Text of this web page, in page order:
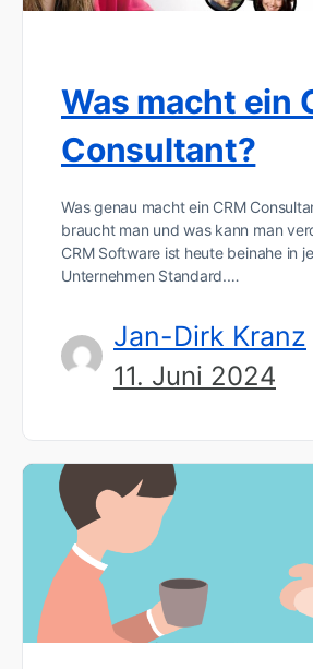
Was macht ein
Consultant?
Was genau macht ein CRM
braucht man und was kann man
CRM Software ist heute beinahe in
Unternehmen Standard.…
Jan-Dirk Kranz
11. Juni 2024